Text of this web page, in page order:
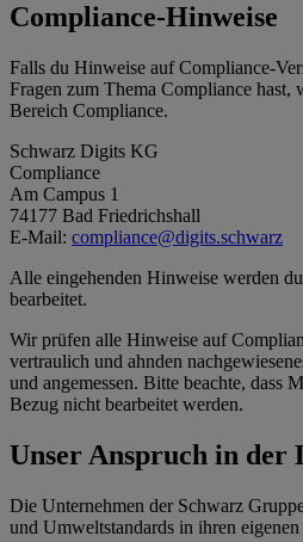
Compliance-Hinweise
Falls du Hinweise auf Compliance-
Fragen zum Thema Compliance hast,
Bereich Compliance.
Schwarz Digits KG
Compliance
Am Campus 1
74177 Bad Friedrichshall
E-Mail: compliance@digits.schwarz
Alle eingehenden Hinweise werden
bearbeitet.
Wir prüfen alle Hinweise auf
vertraulich und ahnden
und angemessen. Bitte beachte, dass
Bezug nicht bearbeitet werden.
Unser Anspruch in der
Die Unternehmen der Schwarz
und Umweltstandards in ihren